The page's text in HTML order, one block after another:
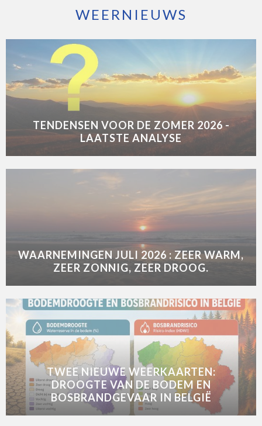
WEERNIEUWS
TENDENSEN VOOR DE ZOMER 2026 -
LAATSTE ANALYSE
WAARNEMINGEN JULI 2026 : ZEER WARM,
ZEER ZONNIG, ZEER DROOG.
TWEE NIEUWE WEERKAARTEN:
DROOGTE VAN DE BODEM EN
BOSBRANDGEVAAR IN BELGIË